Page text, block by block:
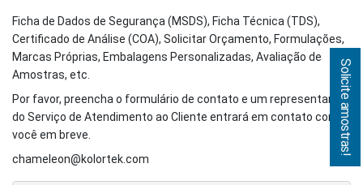
Ficha de Dados de Segurança (MSDS), Ficha Técnica (TDS),
Certificado de Análise (COA), Solicitar Orçamento, Formulações,
Marcas Próprias, Embalagens Personalizadas, Avaliação de
Amostras, etc.
Por favor, preencha o formulário de contato e um representante
do Serviço de Atendimento ao Cliente entrará em contato com
você em breve.
chameleon@kolortek.com
Solicite amostras!